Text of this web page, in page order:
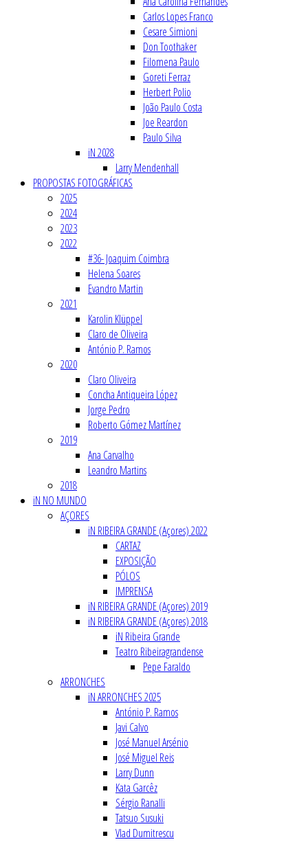
Carlos Lopes Franco
Cesare Simioni
Don Toothaker
Filomena Paulo
Goreti Ferraz
Herbert Polio
João Paulo Costa
Joe Reardon
Paulo Silva
iN 2028
Larry Mendenhall
PROPOSTAS FOTOGRÁFICAS
2025
2024
2023
2022
#36- Joaquim Coimbra
Helena Soares
Evandro Martin
2021
Karolin Klüppel
Claro de Oliveira
António P. Ramos
2020
Claro Oliveira
Concha Antiqueira López
Jorge Pedro
Roberto Gómez Martínez
2019
Ana Carvalho
Leandro Martins
2018
iN NO MUNDO
AÇORES
iN RIBEIRA GRANDE (Açores) 2022
CARTAZ
EXPOSIÇÃO
PÓLOS
IMPRENSA
iN RIBEIRA GRANDE (Açores) 2019
iN RIBEIRA GRANDE (Açores) 2018
iN Ribeira Grande
Teatro Ribeiragrandense
Pepe Faraldo
ARRONCHES
iN ARRONCHES 2025
António P. Ramos
Javi Calvo
José Manuel Arsénio
José Miguel Reis
Larry Dunn
Kata Garcêz
Sérgio Ranalli
Tatsuo Susuki
Vlad Dumitrescu